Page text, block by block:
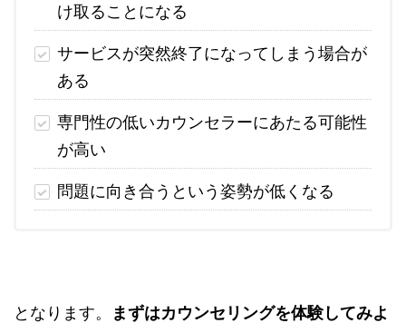
け取ることになる
サービスが突然終了になってしまう場合が
ある
専門性の低いカウンセラーにあたる可能性
が高い
問題に向き合うという姿勢が低くなる
となります。
まずはカウンセリングを体験してみよ